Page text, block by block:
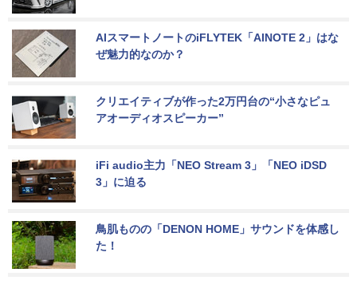
AIスマートノートのiFLYTEK「AINOTE 2」はな
ぜ魅力的なのか？
クリエイティブが作った2万円台の“小さなピュ
アオーディオスピーカー”
iFi audio主力「NEO Stream 3」「NEO iDSD
3」に迫る
鳥肌ものの「DENON HOME」サウンドを体感し
た！